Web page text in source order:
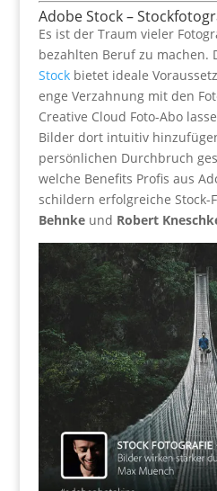
Adobe Stock –
Es ist der Traum vieler
bezahlten Beruf zu machen.
Stockbietet ideale
enge Verzahnung mit den
Creative Cloud Foto-Abo
Bilder dort intuitiv
persönlichen Durchbruch
welche Benefits Profis aus
schildern erfolgreiche Stock-
Behnkeund Robert